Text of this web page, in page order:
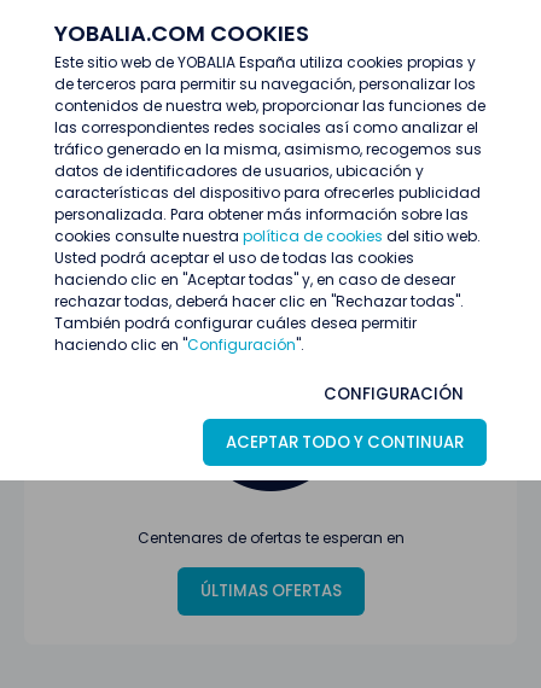
YOBALIA.COM COOKIES
Este sitio web de YOBALIA España utiliza cookies propias y
de terceros para permitir su navegación, personalizar los
contenidos de nuestra web, proporcionar las funciones de
las correspondientes redes sociales así como analizar el
tráfico generado en la misma, asimismo, recogemos sus
datos de identificadores de usuarios, ubicación y
características del dispositivo para ofrecerles publicidad
personalizada. Para obtener más información sobre las
cookies consulte nuestra política de cookies del sitio web.
Usted podrá aceptar el uso de todas las cookies
haciendo clic en "Aceptar todas" y, en caso de desear
rechazar todas, deberá hacer clic en "Rechazar todas".
También podrá configurar cuáles desea permitir
haciendo clic en "Configuración".
CONFIGURACIÓN
ACEPTAR TODO Y CONTINUAR
Últimas ofertas
Oferta no encontrada o ha finalizado su
proceso de selección
Centenares de ofertas te esperan en
ÚLTIMAS OFERTAS